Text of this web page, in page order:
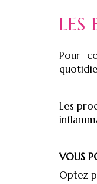
LES
Pour
Les
VOUS
Optez